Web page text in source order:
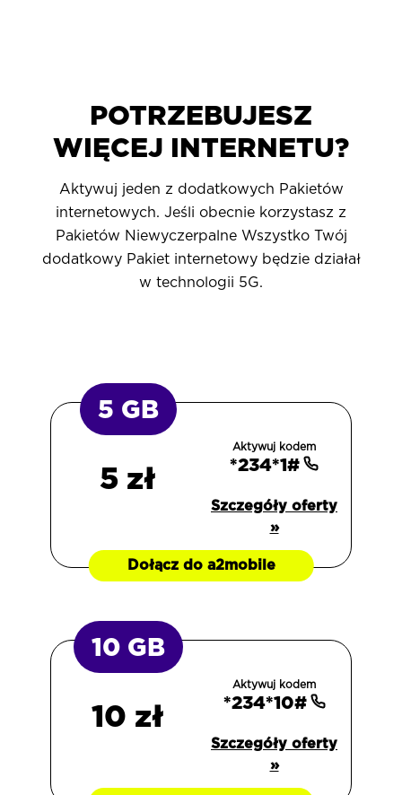
POTRZEBUJESZ
WIĘCEJ INTERNETU?
Aktywuj jeden z dodatkowych Pakietów
internetowych. Jeśli obecnie korzystasz z
Pakietów Niewyczerpalne Wszystko Twój
dodatkowy Pakiet internetowy będzie działał
w technologii 5G.
5 GB
5 zł
Aktywuj kodem
*234*1#
Szczegóły oferty
»
Dołącz do a2mobile
10 GB
10 zł
Aktywuj kodem
*234*10#
Szczegóły oferty
»